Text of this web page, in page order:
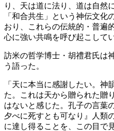
り、天は道に法り、道は自然
「和合共生」という神伝文化
おり、これらの伝統的・普遍
心に強い共鳴を呼び起こしてい
訪米の哲学博士・胡禮君氏は
う語った。
「天に本当に感謝したい。神
た。これは天から贈られた贈
はないと感じた。孔子の言葉
夕べに死すとも可なり』人類
に達し得ることを、この目で